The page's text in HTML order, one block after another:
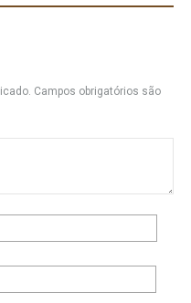
Campos obrigatórios são